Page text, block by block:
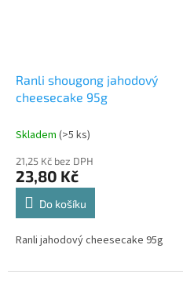
Ranli shougong jahodový
cheesecake 95g
Skladem (>5 ks)
21,25 Kč bez DPH
23,80 Kč
Do košíku
Ranli jahodový cheesecake 95g